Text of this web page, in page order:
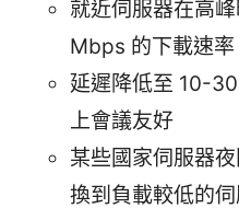
就近伺服器在高
Mbps 的下載速率
延遲降低至 10-
上會議友好
某些國家伺服器
換到負載較低的